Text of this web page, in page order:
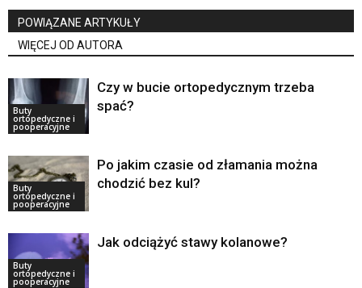
POWIĄZANE ARTYKUŁY
WIĘCEJ OD AUTORA
Buty
ortopedyczne i
pooperacyjne
Czy w bucie ortopedycznym trzeba
spać?
Buty
ortopedyczne i
pooperacyjne
Po jakim czasie od złamania można
chodzić bez kul?
Buty
ortopedyczne i
pooperacyjne
Jak odciążyć stawy kolanowe?